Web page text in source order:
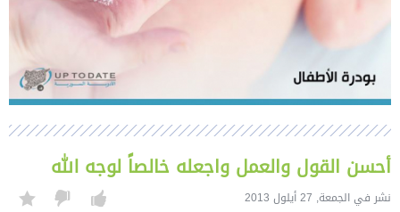
أحسن القول والعمل واجعله خالصاً لوجه الله
نشر في الجمعة, 27 أيلول 2013